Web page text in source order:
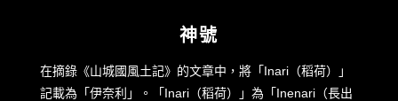
神號
在摘錄《山城國風土記》的文章中，將「Inari（稻荷）」
記載為「伊奈利」。「Inari（稻荷）」為「Inenari（長出